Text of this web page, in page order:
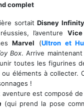
complet
sortaitDisney
l’aventure Vice
Marvel (Ultron et
Box. Arrive maintenant
toutes les figurines
éléments à collecter.
!
aventure est composé
(qui prend la pose